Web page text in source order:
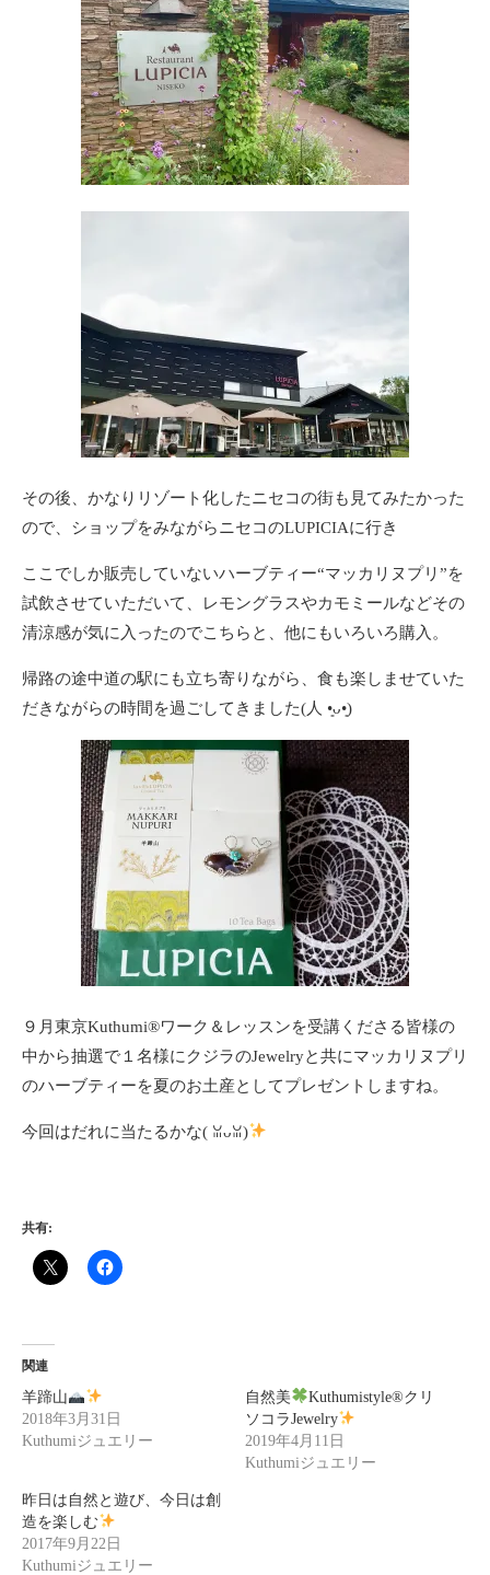
その後、かなりリゾート化したニセコの街も見てみたかった
ので、ショップをみながらニセコのLUPICIAに行き
ここでしか販売していないハーブティー“マッカリヌプリ”を
試飲させていただいて、レモングラスやカモミールなどその
清涼感が気に入ったのでこちらと、他にもいろいろ購入。
帰路の途中道の駅にも立ち寄りながら、食も楽しませていた
だきながらの時間を過ごしてきました(⁠人⁠ ⁠•͈⁠ᴗ⁠•͈⁠)
９月東京Kuthumi®ワーク＆レッスンを受講くださる皆様の
中から抽選で１名様にクジラのJewelryと共にマッカリヌプリ
のハーブティーを夏のお土産としてプレゼントしますね。
今回はだれに当たるかな(⁠ ⁠ꈍ⁠ᴗ⁠ꈍ⁠)
共有:
関連
羊蹄山
2018年3月31日
Kuthumiジュエリー
自然美
Kuthumistyle®クリ
ソコラJewelry
2019年4月11日
Kuthumiジュエリー
昨日は自然と遊び、今日は創
造を楽しむ
2017年9月22日
Kuthumiジュエリー